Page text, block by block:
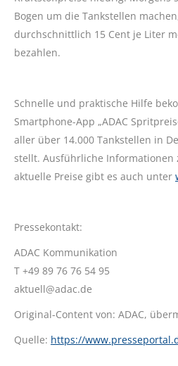
Bogen um die Tankstellen
durchschnittlich 15 Cent je Liter
bezahlen.
Schnelle und praktische Hilfe
Smartphone-App „ADAC
aller über 14.000 Tankstellen in
stellt. Ausführliche Informationen
aktuelle Preise gibt es auch unter
Pressekontakt:
ADAC Kommunikation
T +49 89 76 76 54 95
aktuell@adac.de
Original-Content von: ADAC,
Quelle: https://